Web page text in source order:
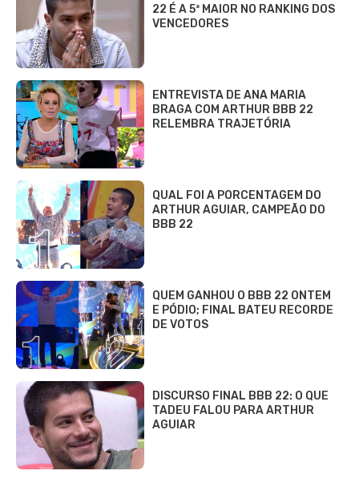
22 É A 5ª MAIOR NO RANKING DOS
VENCEDORES
ENTREVISTA DE ANA MARIA
BRAGA COM ARTHUR BBB 22
RELEMBRA TRAJETÓRIA
QUAL FOI A PORCENTAGEM DO
ARTHUR AGUIAR, CAMPEÃO DO
BBB 22
QUEM GANHOU O BBB 22 ONTEM
E PÓDIO; FINAL BATEU RECORDE
DE VOTOS
DISCURSO FINAL BBB 22: O QUE
TADEU FALOU PARA ARTHUR
AGUIAR